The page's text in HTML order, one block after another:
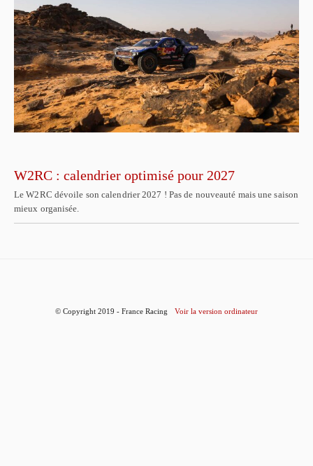
W2RC : calendrier optimisé pour 2027
Le W2RC dévoile son calendrier 2027 ! Pas de nouveauté mais une saison
mieux organisée.
© Copyright 2019 - France Racing Voir la version ordinateur